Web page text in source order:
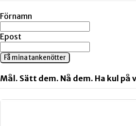
Förnamn
Epost
Få mina tankenötter
Mål. Sätt dem. Nå dem. Ha kul på